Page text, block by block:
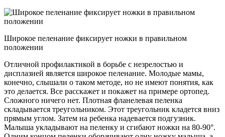
Широкое пеленание фиксирует ножки в правильном
положении
Отличной профилактикой в борьбе с незрелостью и
дисплазией является широкое пеленание. Молодые мамы,
конечно, слышали о таком методе, но не имеют понятия, как
это делается. Все расскажет и покажет на примере ортопед.
Сложного ничего нет. Плотная фланелевая пеленка
складывается треугольником. Этот треугольник кладется вниз
прямым углом. Затем на ребенка надевается подгузник.
Малыша укладывают на пеленку и сгибают ножки на 80-90°.